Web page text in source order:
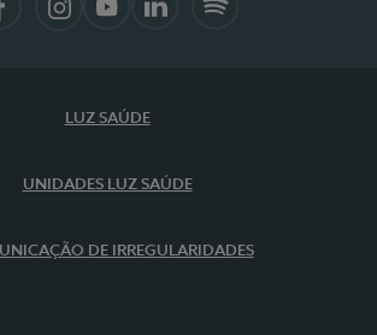
LUZ SAÚDE
UNIDADES LUZ SAÚDE
DE IRREGULARIDADES